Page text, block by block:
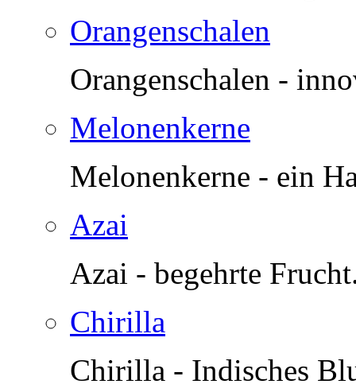
Orangenschalen
Orangenschalen -
Melonenkerne
Melonenkerne - ein
Azai
Azai - begehrte
Chirilla
Chirilla - Indisches